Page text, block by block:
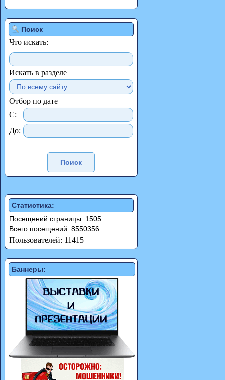
Поиск
Что искать:
Искать в разделе
Отбор по дате
С:
До:
Статистика:
Посещений страницы: 1505
Всего посещений: 8550356
Пользователей: 11415
Баннеры: